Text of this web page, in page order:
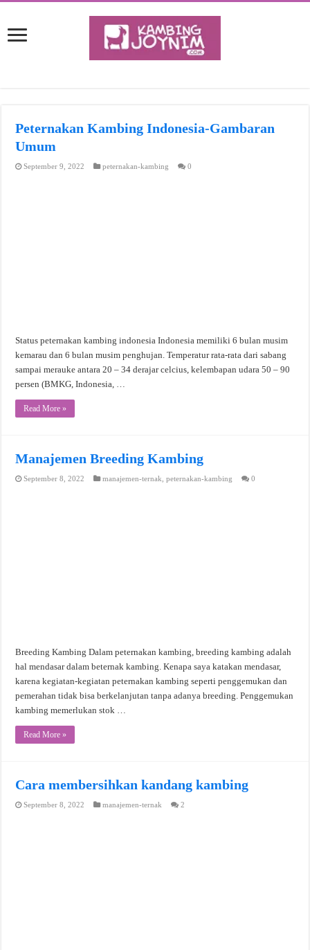
Peternakan Kambing Indonesia-Gambaran
Umum
September 9, 2022 peternakan-kambing 0
Status peternakan kambing indonesia Indonesia memiliki 6 bulan musim
kemarau dan 6 bulan musim penghujan. Temperatur rata-rata dari sabang
sampai merauke antara 20 – 34 derajar celcius, kelembapan udara 50 – 90
persen (BMKG, Indonesia, …
Read More »
Manajemen Breeding Kambing
September 8, 2022 manajemen-ternak ,peternakan-kambing 0
Breeding Kambing Dalam peternakan kambing, breeding kambing adalah
hal mendasar dalam beternak kambing. Kenapa saya katakan mendasar,
karena kegiatan-kegiatan peternakan kambing seperti penggemukan dan
pemerahan tidak bisa berkelanjutan tanpa adanya breeding. Penggemukan
kambing memerlukan stok …
Read More »
Cara membersihkan kandang kambing
September 8, 2022 manajemen-ternak 2